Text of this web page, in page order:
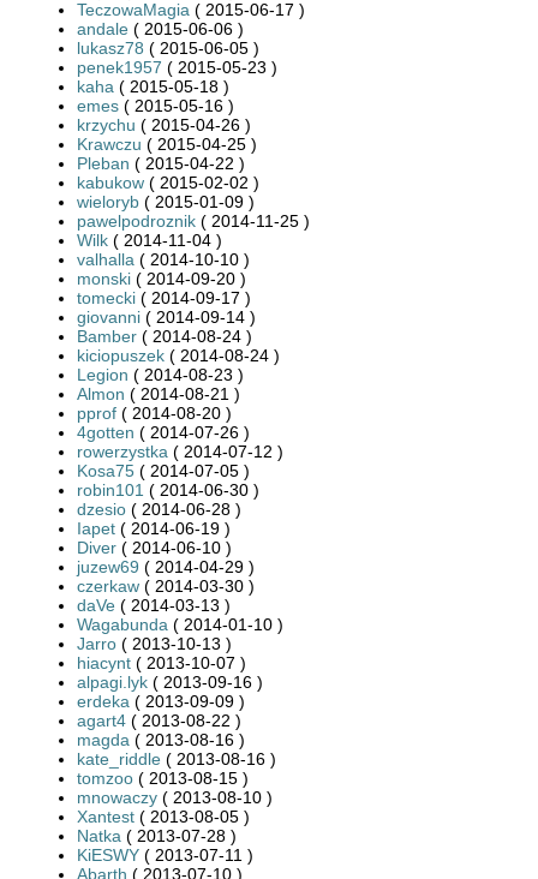
TeczowaMagia ( 2015-06-17 )
andale ( 2015-06-06 )
lukasz78 ( 2015-06-05 )
penek1957 ( 2015-05-23 )
kaha ( 2015-05-18 )
emes ( 2015-05-16 )
krzychu ( 2015-04-26 )
Krawczu ( 2015-04-25 )
Pleban ( 2015-04-22 )
kabukow ( 2015-02-02 )
wieloryb ( 2015-01-09 )
pawelpodroznik ( 2014-11-25 )
Wilk ( 2014-11-04 )
valhalla ( 2014-10-10 )
monski ( 2014-09-20 )
tomecki ( 2014-09-17 )
giovanni ( 2014-09-14 )
Bamber ( 2014-08-24 )
kiciopuszek ( 2014-08-24 )
Legion ( 2014-08-23 )
Almon ( 2014-08-21 )
pprof ( 2014-08-20 )
4gotten ( 2014-07-26 )
rowerzystka ( 2014-07-12 )
Kosa75 ( 2014-07-05 )
robin101 ( 2014-06-30 )
dzesio ( 2014-06-28 )
Iapet ( 2014-06-19 )
Diver ( 2014-06-10 )
juzew69 ( 2014-04-29 )
czerkaw ( 2014-03-30 )
daVe ( 2014-03-13 )
Wagabunda ( 2014-01-10 )
Jarro ( 2013-10-13 )
hiacynt ( 2013-10-07 )
alpagi.lyk ( 2013-09-16 )
erdeka ( 2013-09-09 )
agart4 ( 2013-08-22 )
magda ( 2013-08-16 )
kate_riddle ( 2013-08-16 )
tomzoo ( 2013-08-15 )
mnowaczy ( 2013-08-10 )
Xantest ( 2013-08-05 )
Natka ( 2013-07-28 )
KiESWY ( 2013-07-11 )
Abarth ( 2013-07-10 )